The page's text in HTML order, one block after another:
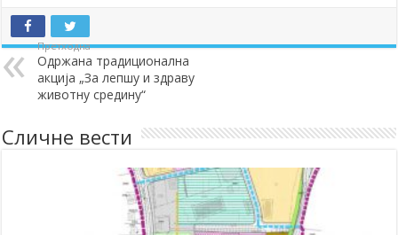
Претходна
Одржана традиционална
акција „За лепшу и здраву
животну средину“
Сличне вести